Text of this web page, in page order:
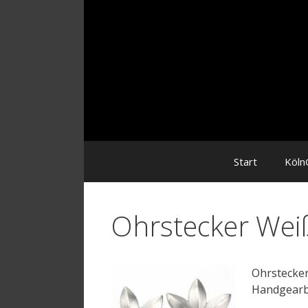
Start
Ohrstecker